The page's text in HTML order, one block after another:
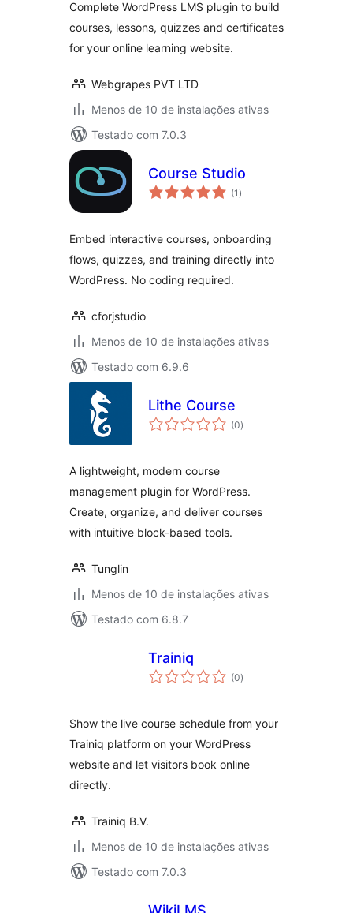
Complete WordPress LMS plugin to build
courses, lessons, quizzes and certificates
for your online learning website.
Webgrapes PVT LTD
Menos de 10 de instalações ativas
Testado com 7.0.3
Course Studio
(1 total
de
)
Embed interactive courses, onboarding
flows, quizzes, and training directly into
WordPress. No coding required.
cforjstudio
Menos de 10 de instalações ativas
Testado com 6.9.6
Lithe Course
(0total
de
)
A lightweight, modern course
management plugin for WordPress.
Create, organize, and deliver courses
with intuitive block-based tools.
Tunglin
Menos de 10 de instalações ativas
Testado com 6.8.7
Trainiq
(0total
de
)
Show the live course schedule from your
Trainiq platform on your WordPress
website and let visitors book online
directly.
Trainiq B.V.
Menos de 10 de instalações ativas
Testado com 7.0.3